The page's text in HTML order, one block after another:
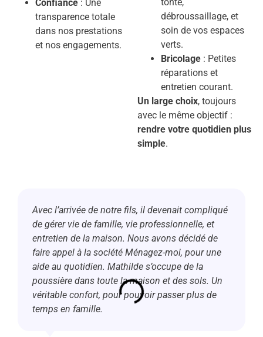
Confiance : Une
transparence totale
dans nos prestations
et nos engagements.
débroussaillage, et
soin de vos espaces
verts.
Bricolage : Petites
réparations et
entretien courant.
Un large choix, toujours
avec le même objectif :
rendre votre quotidien plus
simple.
Avec l’arrivée de notre fils, il devenait compliqué
de gérer vie de famille, vie professionnelle, et
entretien de la maison. Nous avons décidé de
faire appel à la société Ménagez-moi, pour une
aide au quotidien. Mathilde s’occupe de la
poussière dans toute la maison et des sols. Un
véritable confort, pour pouvoir passer plus de
temps en famille.